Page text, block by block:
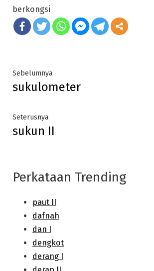
berkongsi
Post
navigation
SebelumnyaPrevious
post:
sukulometer
SeterusnyaNext
post:
sukun II
Perkataan Trending